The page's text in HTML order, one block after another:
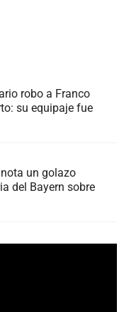
robo a Franco
su equipaje fue
un golazo
del Bayern sobre